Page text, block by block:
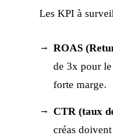
Les KPI à
ROAS
de 3x pour
forte marge.
CTR (taux
créas